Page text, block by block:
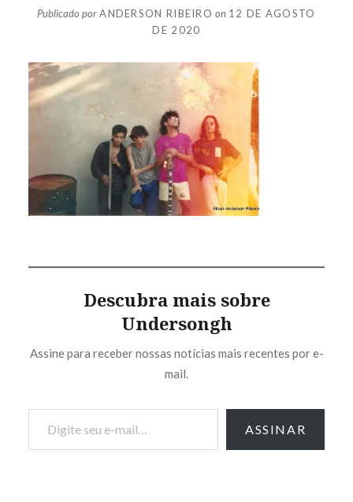
Publicado porANDERSON RIBEIRO on 12 DE AGOSTO
DE 2020
Descubra mais sobre
Undersongh
Assine para receber nossas notícias mais recentes por e-
mail.
Digite seu e-mail…
ASSINAR